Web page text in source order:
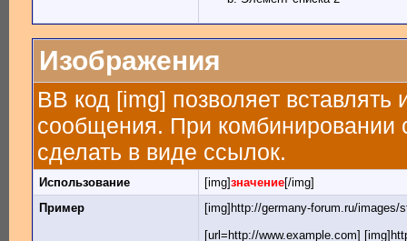
Изображения
BB код [img] позволяет
сообщения. При комбинировании
сделать в виде ссылок.
Использование [img]значение[/img]
Пример
[img]http://germany-forum.ru/
[url=http://www.example.com]